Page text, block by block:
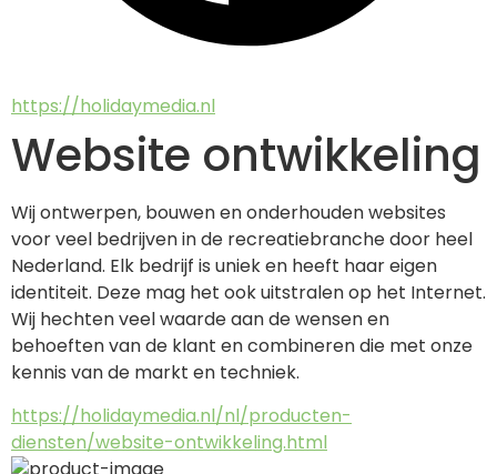
https://holidaymedia.nl
Website ontwikkeling
Wij ontwerpen, bouwen en onderhouden websites
voor veel bedrijven in de recreatie­branche door heel
Nederland. Elk bedrijf is uniek en heeft haar eigen
identiteit. Deze mag het ook uitstralen op het Internet.
Wij hechten veel waarde aan de wensen en
behoeften van de klant en combineren die met onze
kennis van de markt en techniek.
https://holidaymedia.nl/nl/producten-
diensten/website-ontwikkeling.html